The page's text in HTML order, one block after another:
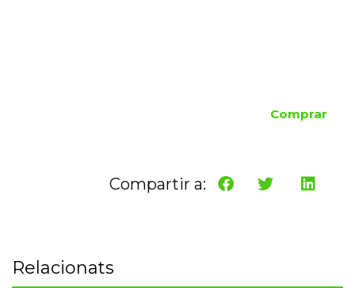
Comprar
Compartir a:
Relacionats